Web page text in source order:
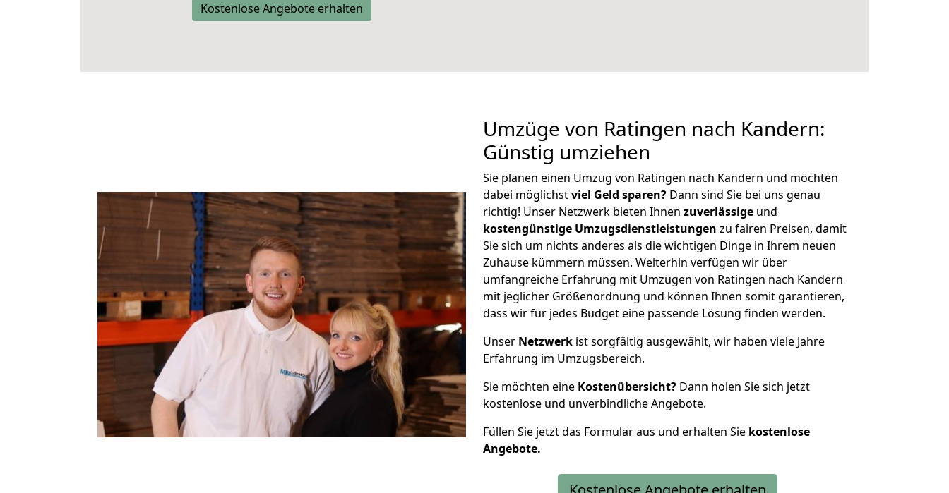
Kostenlose Angebote erhalten
Umzüge von Ratingen nach Kandern:
Günstig umziehen
Sie planen einen Umzug von Ratingen nach Kandern und möchten
dabei möglichstviel Geld sparen? Dann sind Sie bei uns genau
richtig! Unser Netzwerk bieten Ihnen zuverlässige und
kostengünstige Umzugsdienstleistungen zu fairen Preisen, damit
Sie sich um nichts anderes als die wichtigen Dinge in Ihrem neuen
Zuhause kümmern müssen. Weiterhin verfügen wir über
umfangreiche Erfahrung mit Umzügen von Ratingen nach Kandern
mit jeglicher Größenordnung und können Ihnen somit garantieren,
dass wir für jedes Budget eine passende Lösung finden werden.
Unser Netzwerk ist sorgfältig ausgewählt, wir haben viele Jahre
Erfahrung im Umzugsbereich.
Sie möchten eine Kostenübersicht? Dann holen Sie sich jetzt
kostenlose und unverbindliche Angebote.
Füllen Sie jetzt das Formular aus und erhalten Sie kostenlose
Angebote.